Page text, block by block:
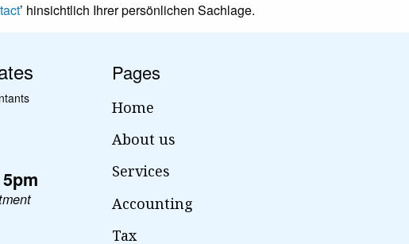
’ hinsichtlich Ihrer persönlichen Sachlage.
Pages
Home
About us
Services
Accounting
Tax